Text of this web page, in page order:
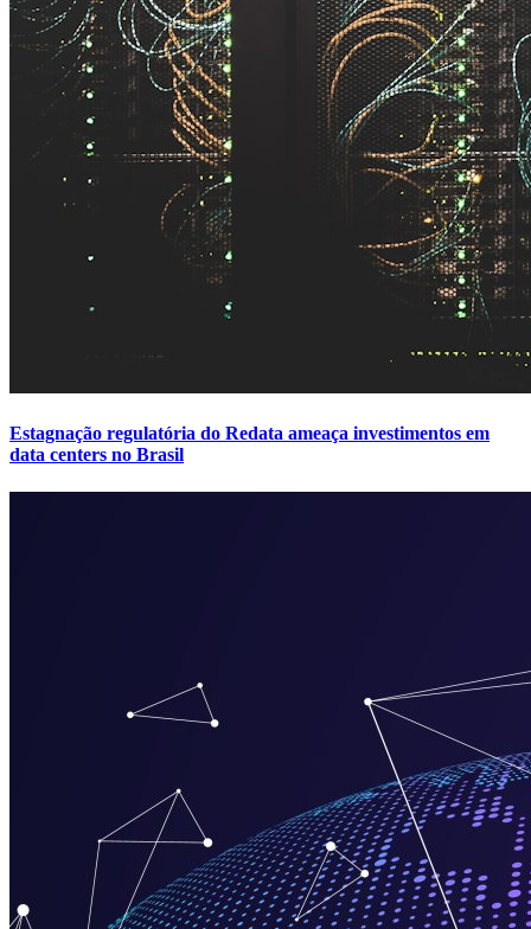
Estagnação regulatória do Redata ameaça investimentos em
data centers no Brasil